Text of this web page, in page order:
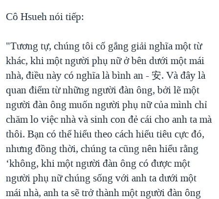
Cô Hsueh nói tiếp:
"Tương tự, chúng tôi cố gắng giải nghĩa một từ
khác, khi một người phụ nữ ở bên dưới một mái
nhà, điều này có nghĩa là bình an - 安. Và đây là
quan điểm từ những người đàn ông, bởi lẽ một
người đàn ông muốn người phụ nữ của mình chỉ
chăm lo việc nhà và sinh con đẻ cái cho anh ta mà
thôi. Bạn có thể hiểu theo cách hiểu tiêu cực đó,
nhưng đồng thời, chúng ta cũng nên hiểu rằng
‘không, khi một người đàn ông có được một
người phụ nữ chúng sống với anh ta dưới một
mái nhà, anh ta sẽ trở thành một người đàn ông